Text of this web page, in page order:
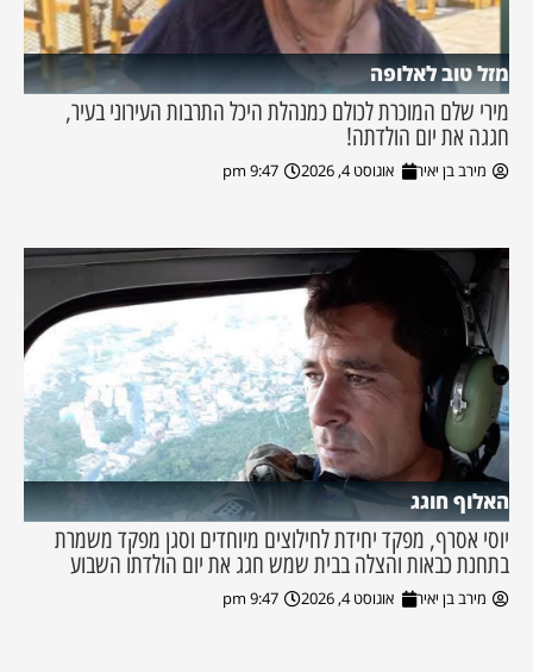
מזל טוב לאלופה
מירי שלם המוכרת לכולם כמנהלת היכל התרבות העירוני בעיר,
חגגה את יום הולדתה!
מירב בן יאיר אוגוסט 4, 2026 9:47 pm
האלוף חוגג
יוסי אסרף, מפקד יחידת לחילוצים מיוחדים וסגן מפקד משמרת
בתחנת כבאות והצלה בבית שמש חגג את יום הולדתו השבוע
מירב בן יאיר אוגוסט 4, 2026 9:47 pm